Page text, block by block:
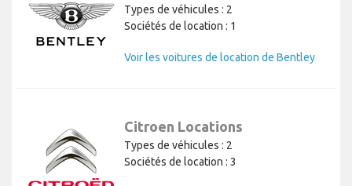
Types de véhicules : 2
Sociétés de location : 1
Voir les voitures de location de Bentley
Citroen Locations
Types de véhicules : 2
Sociétés de location : 3